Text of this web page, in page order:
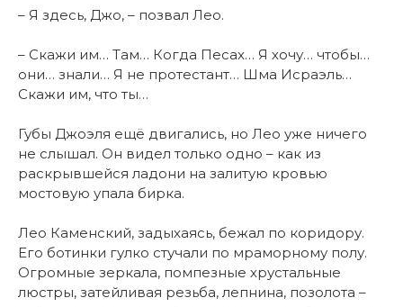
– Я здесь, Джо, – позвал Лео.
– Скажи им… Там… Когда Песах… Я хочу… чтобы…
они… знали… Я не протестант… Шма Исраэль…
Скажи им, что ты…
Губы Джоэля ещё двигались, но Лео уже ничего
не слышал. Он видел только одно – как из
раскрывшейся ладони на залитую кровью
мостовую упала бирка.
Лео Каменский, задыхаясь, бежал по коридору.
Его ботинки гулко стучали по мраморному полу.
Огромные зеркала, помпезные хрустальные
люстры, затейливая резьба, лепнина, позолота –